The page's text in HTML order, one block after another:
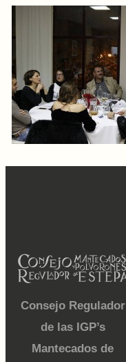
Consejo Regulador
de las IGP’s
Mantecados de